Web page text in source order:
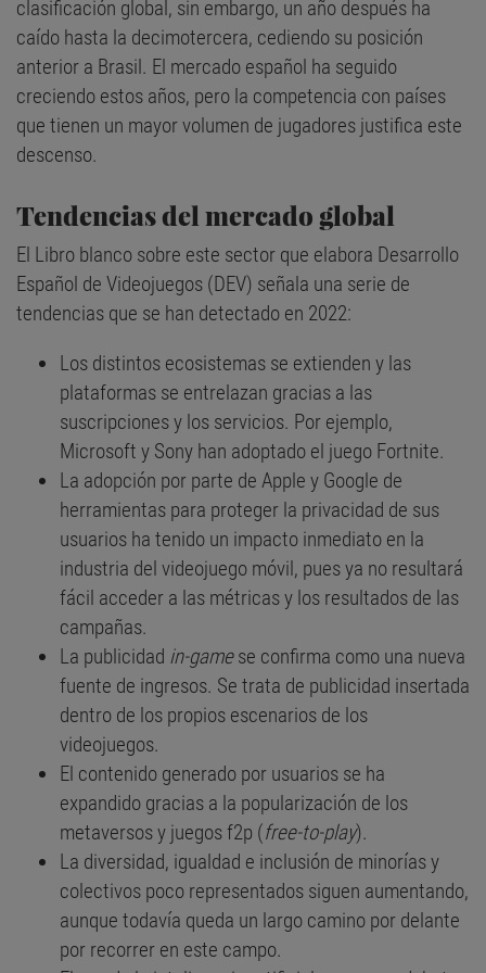
clasificación global, sin embargo, un año después ha
caído hasta la decimotercera, cediendo su posición
anterior a Brasil. El mercado español ha seguido
creciendo estos años, pero la competencia con países
que tienen un mayor volumen de jugadores justifica este
descenso.
Tendencias del mercado global
El Libro blanco sobre este sector que elabora Desarrollo
Español de Videojuegos (DEV) señala una serie de
tendencias que se han detectado en 2022:
Los distintos ecosistemas se extienden y las
plataformas se entrelazan gracias a las
suscripciones y los servicios. Por ejemplo,
Microsoft y Sony han adoptado el juego Fortnite.
La adopción por parte de Apple y Google de
herramientas para proteger la privacidad de sus
usuarios ha tenido un impacto inmediato en la
industria del videojuego móvil, pues ya no resultará
fácil acceder a las métricas y los resultados de las
campañas.
La publicidad in-gamese confirma como una nueva
fuente de ingresos. Se trata de publicidad insertada
dentro de los propios escenarios de los
videojuegos.
El contenido generado por usuarios se ha
expandido gracias a la popularización de los
metaversos y juegos f2p (free-to-play).
La diversidad, igualdad e inclusión de minorías y
colectivos poco representados siguen aumentando,
aunque todavía queda un largo camino por delante
por recorrer en este campo.